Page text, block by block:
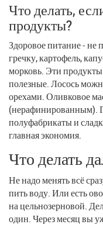
Что делать,
продукты?
Здоровое питание - не
гречку, картофель,
морковь. Эти
полезные. Лосось
орехами. Оливковое
(нерафинированным).
полуфабрикаты и
главная экономия.
Что делать
Не надо менять всё
пить воду. Или есть
на цельнозерновой.
один. Через месяц вы